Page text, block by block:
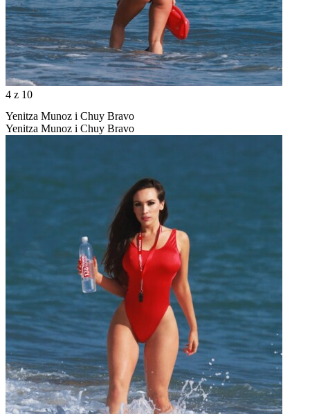
4 z 10
Yenitza Munoz i Chuy Bravo
Yenitza Munoz i Chuy Bravo